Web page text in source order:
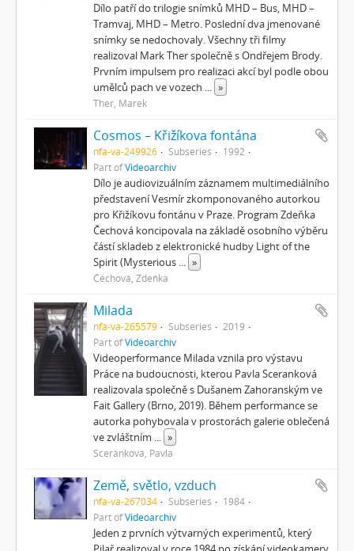
Dílo patří do trilogie snímků MHD – Bus, MHD –
Tramvaj, MHD – Metro. Poslední dva jmenované
snímky se nedochovaly. Všechny tři filmy
realizoval Mark Ther společně s Ondřejem Brody.
Prvním impulsem pro realizaci akcí byl podle obou
umělců pach ve vozech ... »
Ther, Marek
Cosmos – Křižíkova fontána
nfa-va-249926 Subseries
1992
Part ofVideoarchiv
Dílo je audiovizuálním záznamem multimediálního
představení Vesmír zkomponovaného autorkou
pro Křižíkovu fontánu v Praze. Program Zdeňka
Čechová koncipovala na základě osobního výběru
částí skladeb z elektronické hudby Light of the
Spirit (Mysterious ... »
Čechová, Zdeňka
Milada
nfa-va-265579 Subseries
2019
Part ofVideoarchiv
Videoperformance Milada vznila pro výstavu
Práce na budoucnosti, kterou Pavla Sceranková
realizovala společně s Dušanem Zahoranským ve
Fait Gallery (Brno, 2019). Během performance se
autorka pohybovala v prostorách galerie oblečená
ve zvláštním ... »
Sceranková, Pavla
Země, světlo, vzduch
nfa-va-267034 Subseries
1984
Part ofVideoarchiv
Jeden z prvních výtvarných experimentů, který